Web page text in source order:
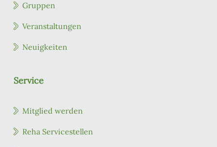
Gruppen
Veranstaltungen
Neuigkeiten
Service
Mitglied werden
Reha Servicestellen